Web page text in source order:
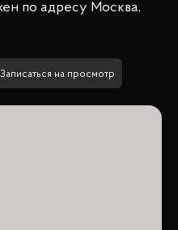
по адресу Москва,
Записаться на просмотр